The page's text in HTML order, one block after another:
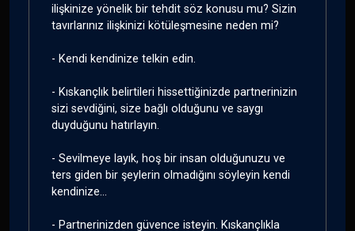
ilişkinize yönelik bir tehdit söz konusu mu? Sizin
tavırlarınız ilişkinizi kötüleşmesine neden mi?
- Kendi kendinize telkin edin.
- Kıskançlık belirtileri hissettiğinizde partnerinizin
sizi sevdiğini, size bağlı olduğunu ve saygı
duyduğunu hatırlayın.
- Sevilmeye layık, hoş bir insan olduğunuzu ve
ters giden bir şeylerin olmadığını söyleyin kendi
kendinize...
- Partnerinizden güvence isteyin. Kıskançlıkla